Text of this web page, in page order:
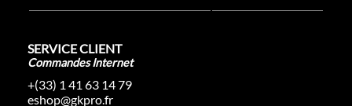
SERVICE CLIENT
Commandes Internet
+(33) 1 41 63 14 79
eshop@gkpro.fr